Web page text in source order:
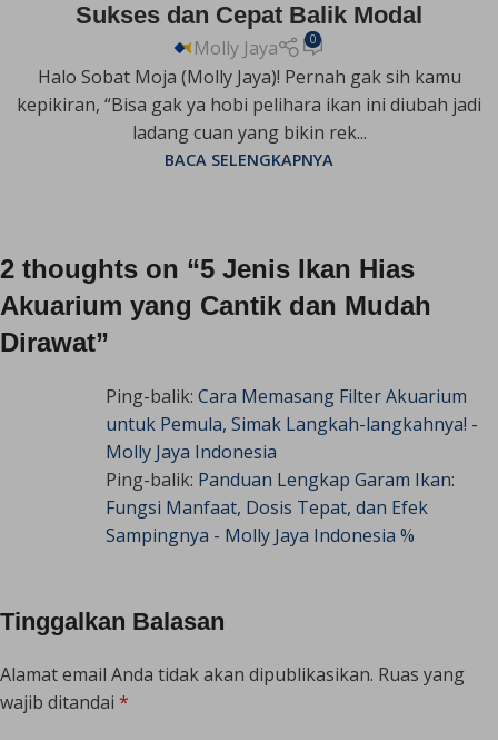
Sukses dan Cepat Balik Modal
Molly Jaya 0
Halo Sobat Moja (Molly Jaya)! Pernah gak sih kamu
kepikiran, “Bisa gak ya hobi pelihara ikan ini diubah jadi
ladang cuan yang bikin rek...
BACA SELENGKAPNYA
2 thoughts on “5 Jenis Ikan Hias
Akuarium yang Cantik dan Mudah
Dirawat”
Ping-balik: Cara Memasang Filter Akuarium
untuk Pemula, Simak Langkah-langkahnya! -
Molly Jaya Indonesia
Ping-balik: Panduan Lengkap Garam Ikan:
Fungsi Manfaat, Dosis Tepat, dan Efek
Sampingnya - Molly Jaya Indonesia %
Tinggalkan Balasan
Alamat email Anda tidak akan dipublikasikan. Ruas yang
wajib ditandai *